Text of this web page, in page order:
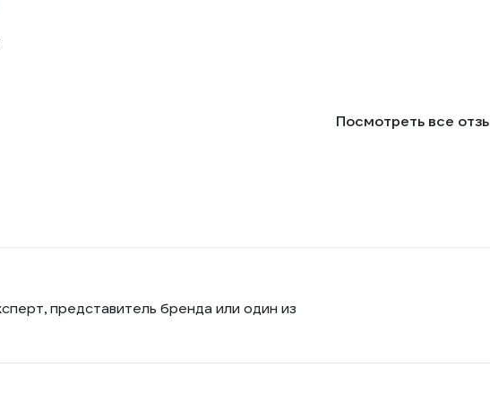
Посмотреть все
представитель бренда или один из